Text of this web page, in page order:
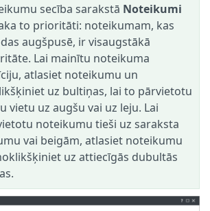
secība sarakstā Noteikumi
to prioritāti: noteikumam, kas
augšpusē, ir visaugstākā
Lai mainītu noteikuma
atlasiet noteikumu un
uz bultiņas, lai to pārvietotu
vietu uz augšu vai uz leju. Lai
noteikumu tieši uz saraksta
vai beigām, atlasiet noteikumu
uz attiecīgās dubultās